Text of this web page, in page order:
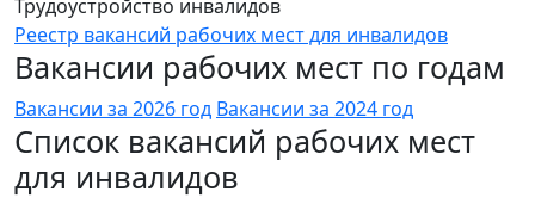
Трудоустройство инвалидов
Реестр вакансий рабочих мест для инвалидов
Вакансии рабочих мест по годам
Вакансии за 2026 год Вакансии за 2024 год
Список вакансий рабочих мест
для инвалидов